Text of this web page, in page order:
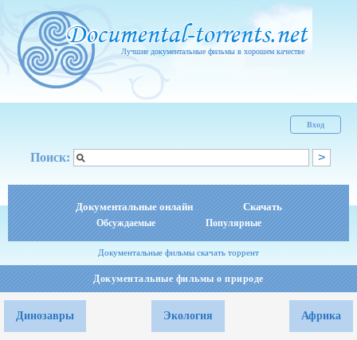
Лучшие документальные фильмы в хорошем качестве
Вход
Поиск:
Документальные онлайн Скачать
Обсуждаемые Популярные
Документальные фильмы скачать торрент
Документальные фильмы о природе
Динозавры Экология Африка